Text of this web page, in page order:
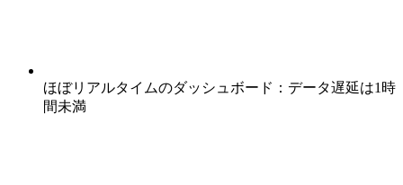
ほぼリアルタイムのダッシュボード：データ遅延は1時
間未満